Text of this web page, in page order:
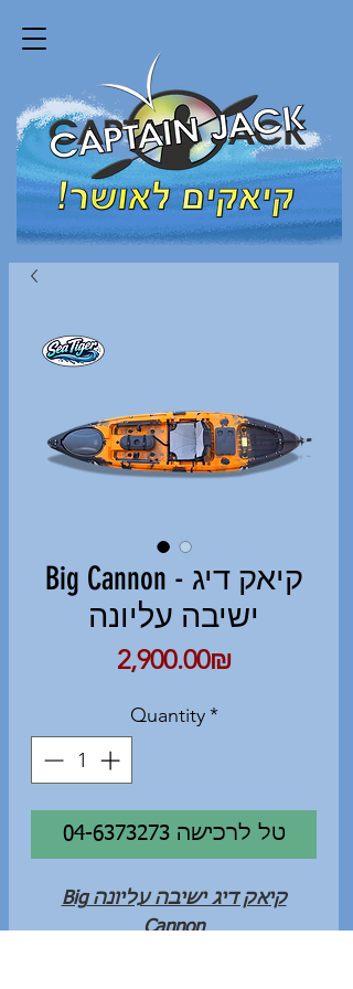
Big Cannon - קיאק דיג
ישיבה עליונה
‏2,900.00 ‏₪Price
Quantity *
04-6373273 טל לרכישה
קיאק דיג ישיבה עליונה Big
Cannon